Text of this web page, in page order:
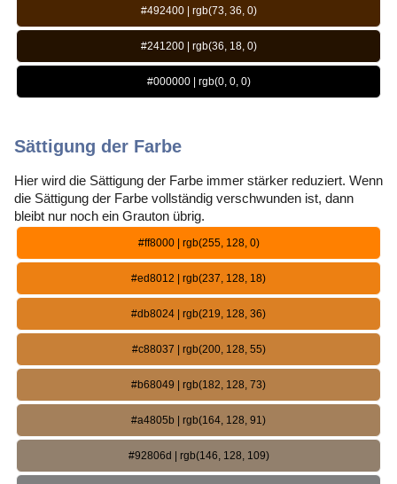
#492400 | rgb(73, 36, 0)
#241200 | rgb(36, 18, 0)
#000000 | rgb(0, 0, 0)
Sättigung der Farbe
Hier wird die Sättigung der Farbe immer stärker reduziert. Wenn
die Sättigung der Farbe vollständig verschwunden ist, dann
bleibt nur noch ein Grauton übrig.
#ff8000 | rgb(255, 128, 0)
#ed8012 | rgb(237, 128, 18)
#db8024 | rgb(219, 128, 36)
#c88037 | rgb(200, 128, 55)
#b68049 | rgb(182, 128, 73)
#a4805b | rgb(164, 128, 91)
#92806d | rgb(146, 128, 109)